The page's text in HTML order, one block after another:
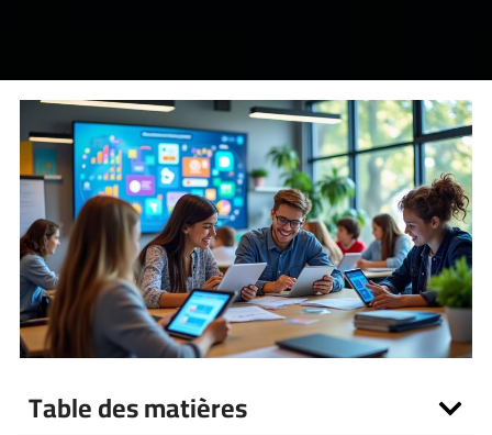
Table des matières